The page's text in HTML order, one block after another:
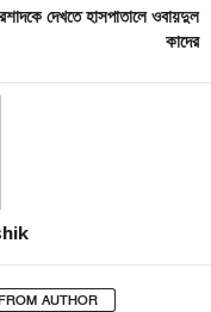
দেখতে হাসপাতালে ওবায়দুল
কাদের
AUTHOR